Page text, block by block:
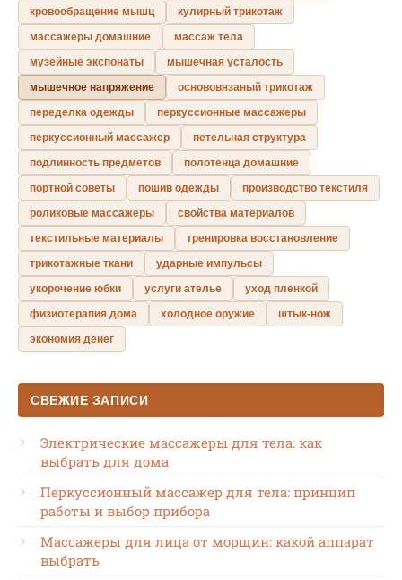
кровообращение мышц
кулирный трикотаж
массажеры домашние
массаж тела
музейные экспонаты
мышечная усталость
мышечное напряжение
основовязаный трикотаж
переделка одежды
перкуссионные массажеры
перкуссионный массажер
петельная структура
подлинность предметов
полотенца домашние
портной советы
пошив одежды
производство текстиля
роликовые массажеры
свойства материалов
текстильные материалы
тренировка восстановление
трикотажные ткани
ударные импульсы
укорочение юбки
услуги ателье
уход пленкой
физиотерапия дома
холодное оружие
штык-нож
экономия денег
СВЕЖИЕ ЗАПИСИ
Электрические массажеры для тела: как
выбрать для дома
Перкуссионный массажер для тела: принцип
работы и выбор прибора
Массажеры для лица от морщин: какой аппарат
выбрать